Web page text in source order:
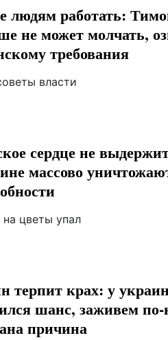
людям работать:
не может молчать,
требования
власти
сердце не
массово
цветы упал
терпит крах: у
шанс, заживем по-
причина